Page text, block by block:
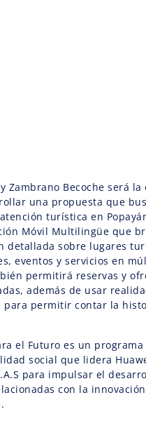
Zambrano Becoche será
una propuesta que
turística en
Móvil Multilingüe que
detallada sobre lugares
eventos y servicios en
permitirá reservas y
además de usar
para permitir contar la
el Futuro es un programa
social que lidera
para impulsar el
con la